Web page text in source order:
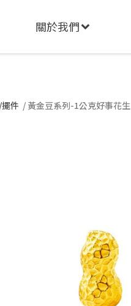
關於我們
件 / 黃金豆系列-1公克好事花生